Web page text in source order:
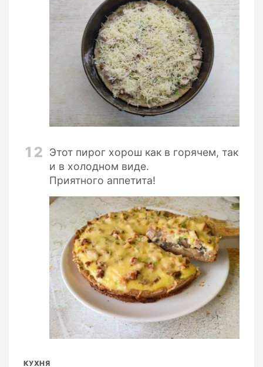
12
Этот пирог хорош как в горячем, так
и в холодном виде.
Приятного аппетита!
КУХНЯ